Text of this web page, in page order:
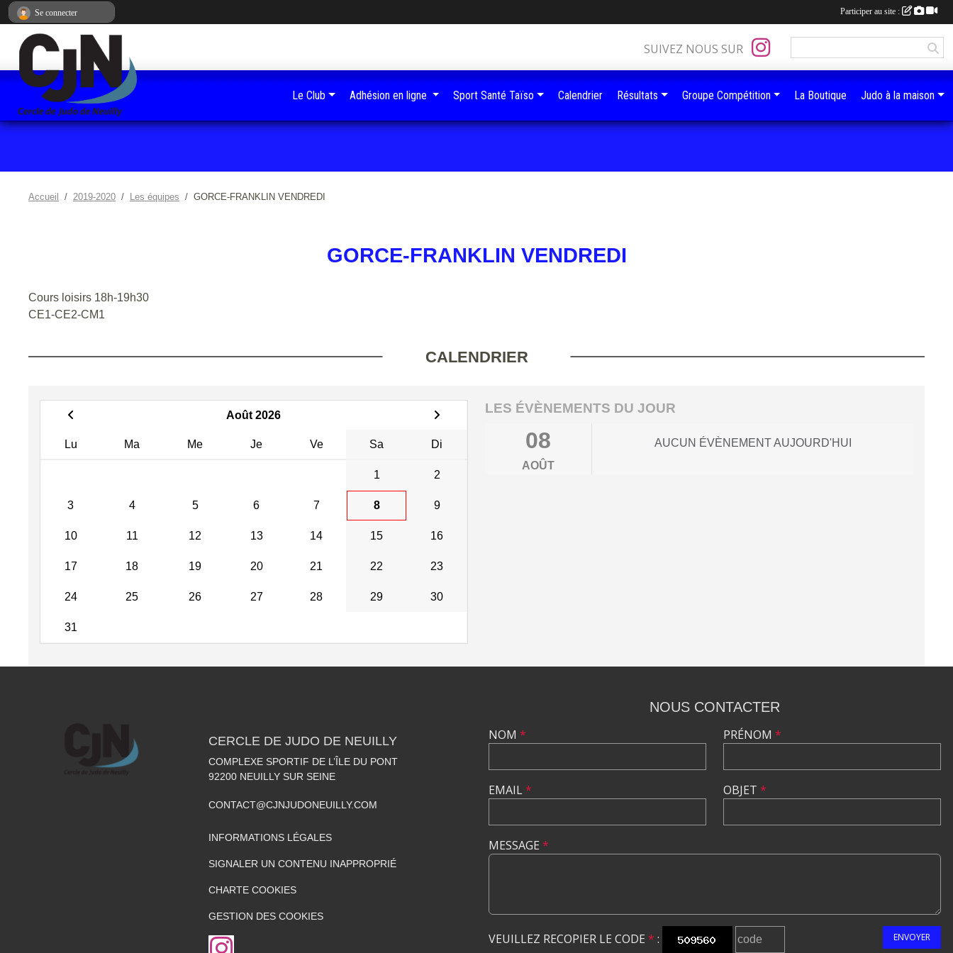
Accueil 2019-2020 Les équipes GORCE-FRANKLIN VENDREDI
GORCE-FRANKLIN VENDREDI
Cours loisirs 18h-19h30
CE1-CE2-CM1
CALENDRIER
Août 2026
Lu Ma Me Je Ve Sa Di
1 2
3 4 5 6 7 8 9
10 11 12 13 14 15 16
17 18 19 20 21 22 23
24 25 26 27 28 29 30
31
LES ÉVÈNEMENTS DU JOUR
08
AOÛT
AUCUN ÉVÈNEMENT AUJOURD'HUI
SUIVEZ NOUS SUR
Le Club Adhésion en ligne Sport Santé Taïso Calendrier Résultats Groupe Compétition La Boutique Judo à la maison
CERCLE DE JUDO DE NEUILLY
COMPLEXE SPORTIF DE L’ÎLE DU PONT
92200 NEUILLY SUR SEINE
CONTACT@CJNJUDONEUILLY.COM
INFORMATIONS LÉGALES
SIGNALER UN CONTENU INAPPROPRIÉ
CHARTE COOKIES
GESTION DES COOKIES
NOUS CONTACTER
NOM *
EMAIL*
PRÉNOM *
OBJET *
MESSAGE *
VEUILLEZ RECOPIER LE CODE * : ENVOYER
Se connecter Participer au site :
Panneau de gestion des cookies